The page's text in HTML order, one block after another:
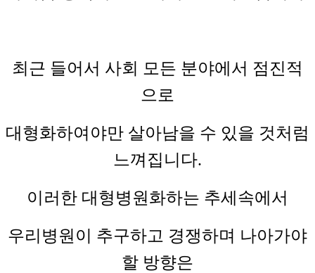
최근 들어서 사회 모든 분야에서 점진적
으로
대형화하여야만 살아남을 수 있을 것처럼
느껴집니다.
이러한 대형병원화하는 추세속에서
우리병원이 추구하고 경쟁하며 나아가야
할 방향은